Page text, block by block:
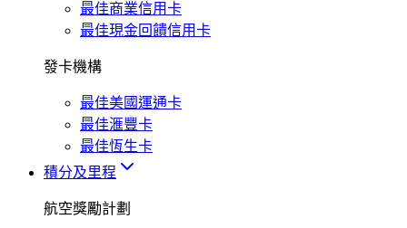
最佳商業信用卡
最佳現金回饋信用卡
發卡機構
最佳美國運通卡
最佳滙豐卡
最佳恆生卡
積分及里程
航空獎勵計劃